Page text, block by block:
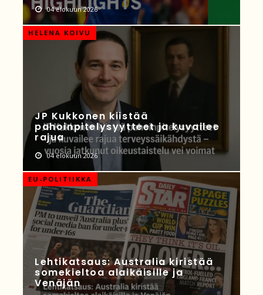
04 elokuun 2026
HELENA KOIVU
JP Kukkonen kiistää
pahoinpitelysyytteet ja kuvailee
rajua
04 elokuun 2026
EU-POLITIIKKA
Lehtikatsaus: Australia kiristää
somekieltoa alaikäisille ja
Venäjän